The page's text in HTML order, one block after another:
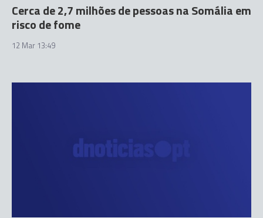
Cerca de 2,7 milhões de pessoas na Somália em
risco de fome
12 Mar 13:49